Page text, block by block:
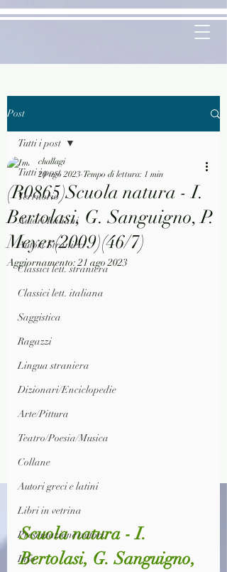
Post
Tutti i post
Territorio
Autori Italiani
Autori Stranieri
Classici lett. straniera
Classici lett. italiana
Saggistica
Ragazzi
Lingua straniera
Dizionari/Enciclopedie
Arte/Pittura
Teatro/Poesia/Musica
Collane
Autori greci e latini
Libri in vetrina
Presentazione autori
Info
Tutti i post
(R0865)Scuola natura - I.
Bertolasi, G. Sanguigno, P.
Meyer(2009)(46/7)
challagi
20 ago 2023 Tempo di lettura: 1 min
Aggiornamento:21 ago 2023
Scuola natura - I.
Bertolasi, G. Sanguigno,